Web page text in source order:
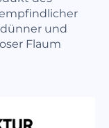
und
Flaum